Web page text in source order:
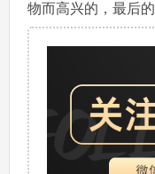
物而高兴的，最后